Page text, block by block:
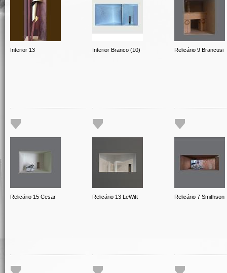
Interior 13 Interior Branco (10) Relicário 9 Brancusi
Relicário 15 Cesar Relicário 13 LeWitt Relicário 7 Smithson